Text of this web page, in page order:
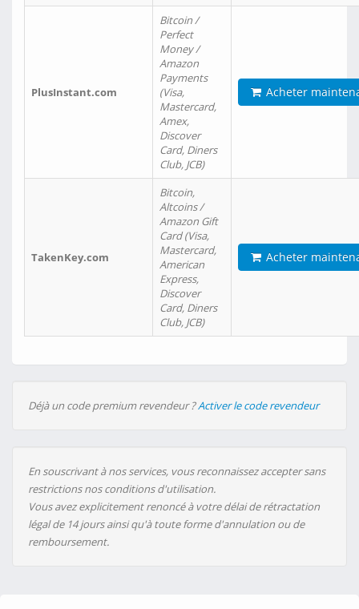
PlusInstant.com
Bitcoin /
Perfect
Money /
Amazon
Payments
(Visa,
Mastercard,
Amex,
Discover
Card, Diners
Club, JCB)
Acheter
TakenKey.com
Bitcoin,
Altcoins /
Amazon Gift
Card (Visa,
Mastercard,
American
Express,
Discover
Card, Diners
Club, JCB)
Acheter
Déjà un code premium revendeur ?Activer le code revendeur
En souscrivant à nos services, vous reconnaissez accepter sans
restrictions nos conditions d'utilisation.
Vous avez explicitement renoncé à votre délai de rétractation
légal de 14 jours ainsi qu'à toute forme d'annulation ou de
remboursement.